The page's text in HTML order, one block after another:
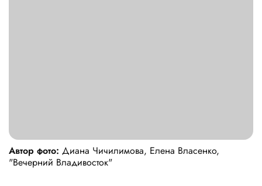
Автор фото: Диана Чичилимова, Елена Власенко,
"Вечерний Владивосток"